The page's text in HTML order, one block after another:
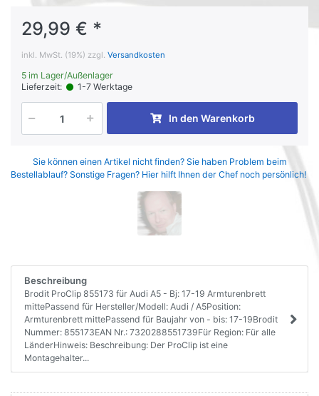
29,99 € *
inkl. MwSt. (19%) zzgl. Versandkosten
5 im Lager/Außenlager
Lieferzeit:
1-7 Werktage
In den Warenkorb
Sie können einen Artikel nicht finden? Sie haben Problem beim
Bestellablauf? Sonstige Fragen? Hier hilft Ihnen der Chef noch persönlich!
Beschreibung
Brodit ProClip 855173 für Audi A5 - Bj: 17-19 Armturenbrett
mittePassend für Hersteller/Modell: Audi / A5Position:
Armturenbrett mittePassend für Baujahr von - bis: 17-19Brodit
Nummer: 855173EAN Nr.: 7320288551739Für Region: Für alle
LänderHinweis: Beschreibung: Der ProClip ist eine
Montagehalter...